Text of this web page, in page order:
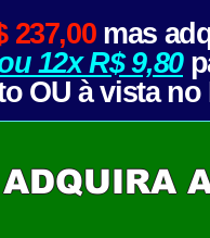
237,00mas
12x R$ 9,80
OU à vista no